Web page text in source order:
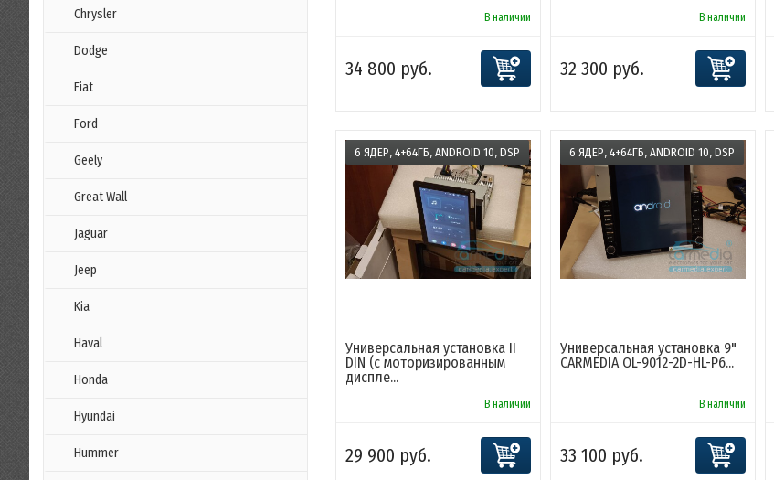
Chrysler
Dodge
Fiat
Ford
Geely
Great Wall
Jaguar
Jeep
Kia
Haval
Honda
Hyundai
Hummer
В наличии
34 800 руб.
В наличии
32 300 руб.
6 ЯДЕР, 4+64ГБ, ANDROID 10, DSP
Универсальная установка II
DIN (с моторизированным
диспле...
В наличии
29 900 руб.
6 ЯДЕР, 4+64ГБ, ANDROID 10, DSP
Универсальная установка 9"
CARMEDIA OL-9012-2D-HL-P6...
В наличии
33 100 руб.